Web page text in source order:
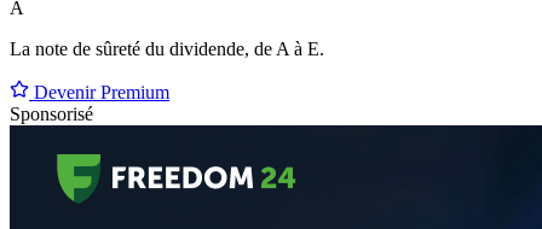
A
La note de sûreté du dividende, de A à E.
Devenir Premium
Sponsorisé